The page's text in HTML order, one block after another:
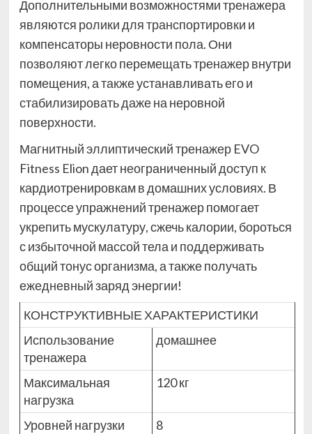
Дополнительными возможностями тренажера
являются ролики для транспортировки и
компенсаторы неровности пола. Они
позволяют легко перемещать тренажер внутри
помещения, а также устанавливать его и
стабилизировать даже на неровной
поверхности.
Магнитный эллиптический тренажер EVO
Fitness Elion дает неограниченный доступ к
кардиотренировкам в домашних условиях. В
процессе упражнений тренажер помогает
укрепить мускулатуру, сжечь калории, бороться
с избыточной массой тела и поддерживать
общий тонус организма, а также получать
ежедневный заряд энергии!
КОНСТРУКТИВНЫЕ ХАРАКТЕРИСТИКИ
Использование
тренажера
домашнее
Максимальная
нагрузка
120 кг
Уровней нагрузки
8